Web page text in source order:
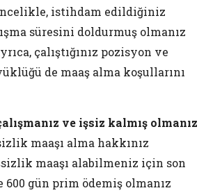
istihdam edildiğiniz
süresini doldurmuş olmanız
çalıştığınız pozisyon ve
de maaş alma koşullarını
ve işsiz kalmış olmanız
maaşı alma hakkınız
maaşı alabilmeniz için son
600 gün prim ödemiş olmanız